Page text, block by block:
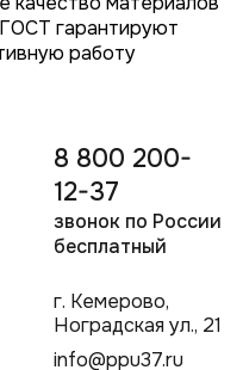
гарантируют
работу
8 800 200-
12-37
звонок по России
бесплатный
г. Кемерово,
Ноградская ул., 21
info@ppu37.ru